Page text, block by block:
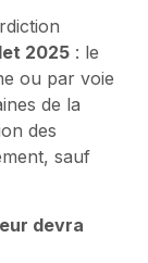
2025 : le
ou par voie
de la
des
sauf
devra